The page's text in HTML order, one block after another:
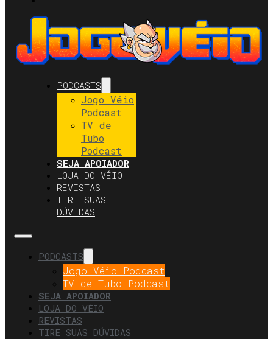
PODCASTS
Jogo Véio
Podcast
TV de
Tubo
Podcast
SEJA APOIADOR
LOJA DO VÉIO
REVISTAS
TIRE SUAS
DÚVIDAS
PODCASTS
Jogo Véio Podcast
TV de Tubo Podcast
SEJA APOIADOR
LOJA DO VÉIO
REVISTAS
TIRE SUAS DÚVIDAS